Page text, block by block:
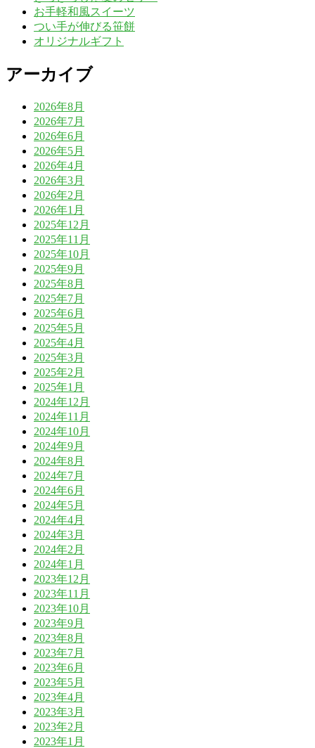
お手軽和風スイーツ
つい手が伸びる笹餅
オリジナルギフト
アーカイブ
2026年8月
2026年7月
2026年6月
2026年5月
2026年4月
2026年3月
2026年2月
2026年1月
2025年12月
2025年11月
2025年10月
2025年9月
2025年8月
2025年7月
2025年6月
2025年5月
2025年4月
2025年3月
2025年2月
2025年1月
2024年12月
2024年11月
2024年10月
2024年9月
2024年8月
2024年7月
2024年6月
2024年5月
2024年4月
2024年3月
2024年2月
2024年1月
2023年12月
2023年11月
2023年10月
2023年9月
2023年8月
2023年7月
2023年6月
2023年5月
2023年4月
2023年3月
2023年2月
2023年1月